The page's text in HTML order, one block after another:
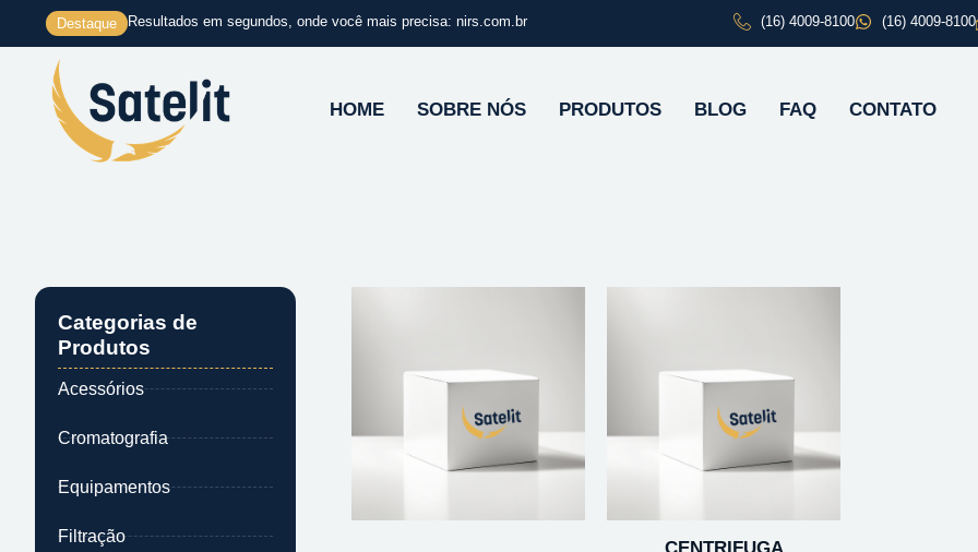
conteúdo
Destaque Resultados em segundos, onde você mais precisa: nirs.com.br (16) 4009-8100 (16) 4009-8100
HOME SOBRE NÓS PRODUTOS BLOG FAQ CONTATO
Categorias de
Produtos
Acessórios
Cromatografia
Equipamentos
Filtração